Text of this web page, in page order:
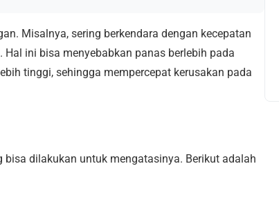
Misalnya, sering berkendara dengan kecepatan
ini bisa menyebabkan panas berlebih pada
tinggi, sehingga mempercepat kerusakan pada
dilakukan untuk mengatasinya. Berikut adalah